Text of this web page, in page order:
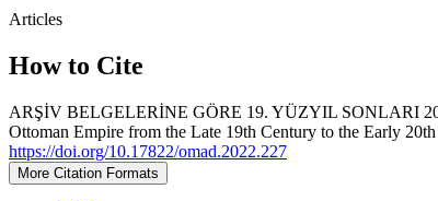
Articles
How to Cite
ARŞİV BELGELERİNE GÖRE 19. YÜZYIL SONLARI
Ottoman Empire from the Late 19th Century to the Early
https://doi.org/10.17822/omad.2022.227
More Citation Formats